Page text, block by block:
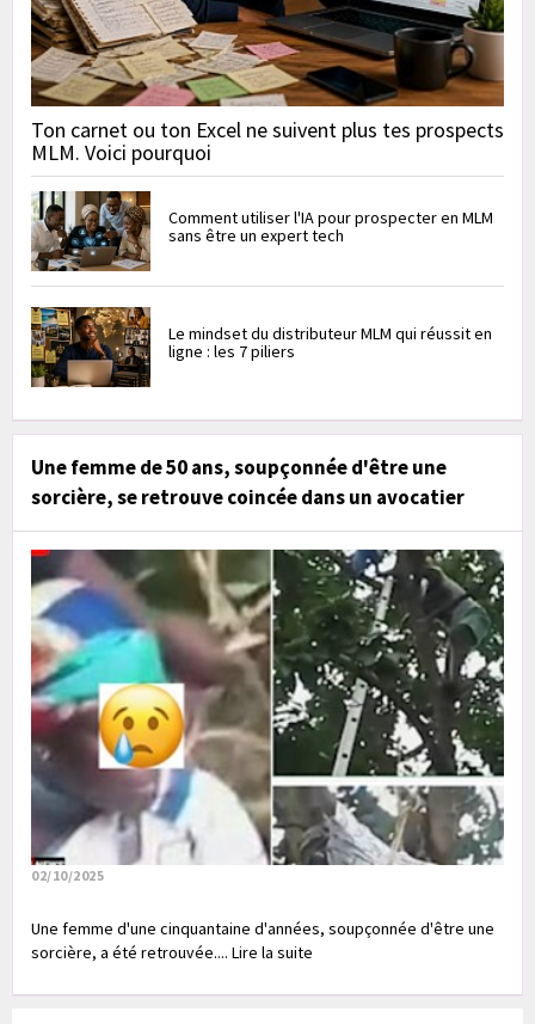
Ton carnet ou ton Excel ne suivent plus tes prospects
MLM. Voici pourquoi
Comment utiliser l'IA pour prospecter en MLM
sans être un expert tech
Le mindset du distributeur MLM qui réussit en
ligne : les 7 piliers
Une femme de 50 ans, soupçonnée d'être une
sorcière, se retrouve coincée dans un avocatier
02/10/2025
Une femme d'une cinquantaine d'années, soupçonnée d'être une
sorcière, a été retrouvée.... Lire la suite